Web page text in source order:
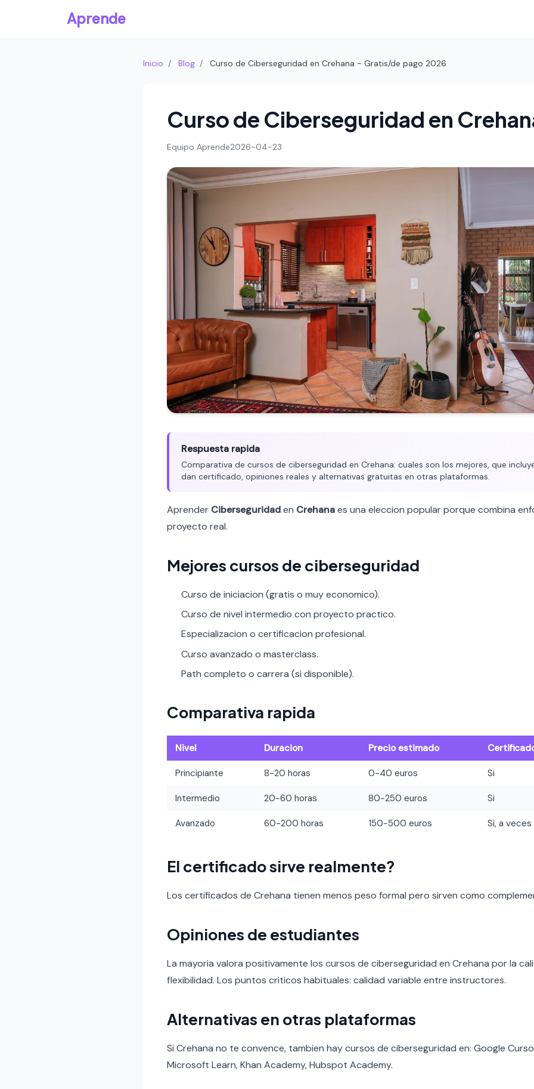
Aprende
Inicio / Blog / Curso de Ciberseguridad en Crehana - Gratis/de pago 2026
Curso de Ciberseguridad en
Equipo Aprende2026-04-23
Respuesta rapida
Comparativa de cursos de ciberseguridad en Crehana: cuales son los mejores, que
dan certificado, opiniones reales y alternativas gratuitas en otras plataformas.
Aprender Ciberseguridaden Crehanaes una eleccion popular porque combina
proyecto real.
Mejores cursos de ciberseguridad
Curso de iniciacion (gratis o muy economico).
Curso de nivel intermedio con proyecto practico.
Especializacion o certificacion profesional.
Curso avanzado o masterclass.
Path completo o carrera (si disponible).
Comparativa rapida
Nivel Duracion Precio estimado
Principiante 8-20 horas 0-40 euros Si
Intermedio 20-60 horas 80-250 euros Si
Avanzado 60-200 horas 150-500 euros Si, a
El certificado sirve realmente?
Los certificados de Crehana tienen menos peso formal pero sirven como
Opiniones de estudiantes
La mayoria valora positivamente los cursos de ciberseguridad en Crehana por la
flexibilidad. Los puntos criticos habituales: calidad variable entre instructores.
Alternativas en otras plataformas
Si Crehana no te convence, tambien hay cursos de ciberseguridad en: Google
Microsoft Learn, Khan Academy, Hubspot Academy.